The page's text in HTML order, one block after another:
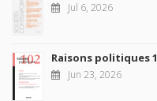
Jul 6, 2026
Raisons politiques
Jun 23, 2026